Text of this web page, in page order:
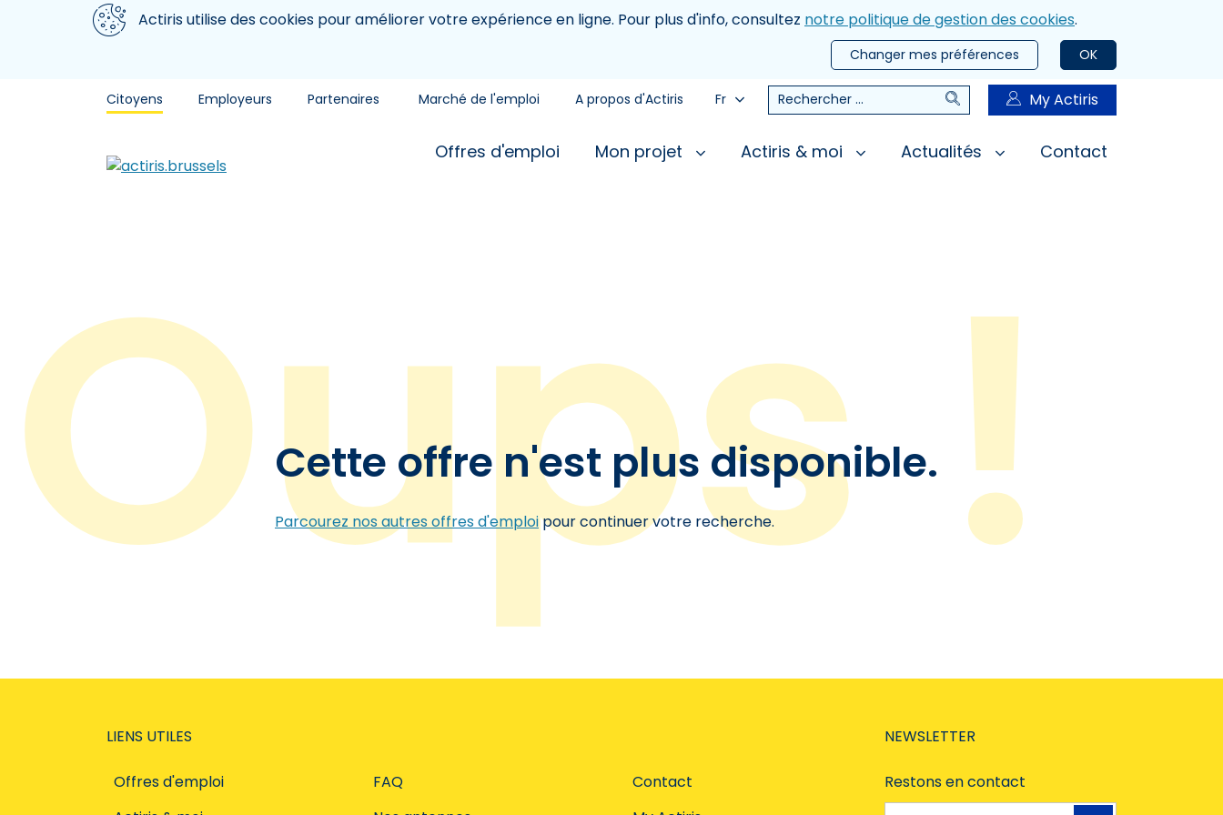
Aller au contenu principal
Nous utilisons des cookiesActiris utilise des cookies pour améliorer votre expérience en ligne. Pour plus d'info, consultez notre politique de gestion des cookies.
OK
Changer mes préférences
Citoyens Employeurs Partenaires Marché de l'emploi A propos d'Actiris Fr Rechercher RechercherMy Actiris
Offres d'emploi Mon projet Actiris & moi Actualités Contact
Cette offre n'est plus disponible.
Parcourez nos autres offres d'emploipour continuer votre recherche.
LIENS UTILES
Offres d'emploi
FAQ
Contact
NEWSLETTER
Restons en contact